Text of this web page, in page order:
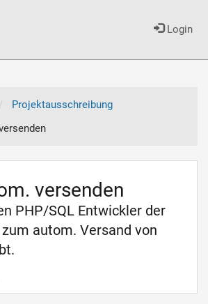
Login
Projektausschreibung
versenden
PHP/SQL Entwickler der
autom. Versand von